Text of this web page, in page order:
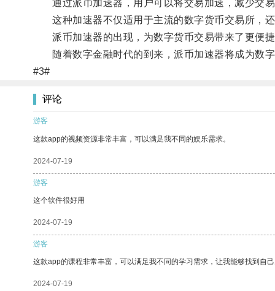
通过派币加速器，用户可以将交易加速，减少交易
这种加速器不仅适用于主流的数字货币交易所，还
派币加速器的出现，为数字货币交易带来了更便捷
随着数字金融时代的到来，派币加速器将成为数字
#3#
评论
游客
这款app的视频资源非常丰富，可以满足我不同的娱乐需求。
2024-07-19
游客
这个软件很好用
2024-07-19
游客
这款app的课程非常丰富，可以满足我不同的学习需求，让我能够找到自己
2024-07-19